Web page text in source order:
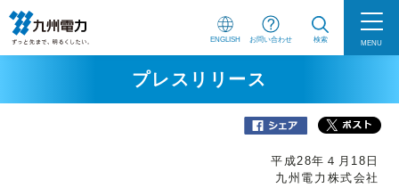
ENGLISH お問い合わせ 検索 MENU
プレスリリース
平成28年４月18日
九州電力株式会社